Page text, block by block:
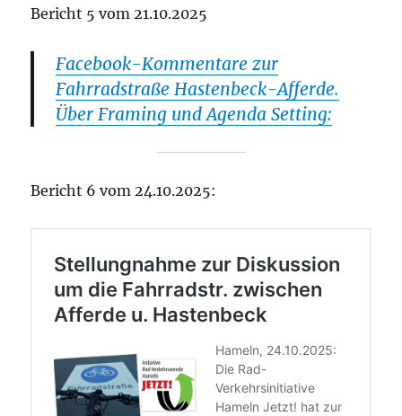
Bericht 5 vom 21.10.2025
Facebook-Kommentare zur
Fahrradstraße Hastenbeck-Afferde.
Über Framing und Agenda Setting:
Bericht 6 vom 24.10.2025: